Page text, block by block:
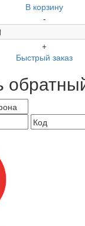
В корзину
-
+
Быстрый заказ